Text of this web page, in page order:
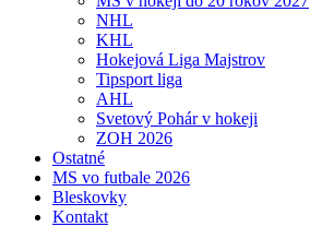
NHL
KHL
Hokejová Liga Majstrov
Tipsport liga
AHL
Svetový Pohár v hokeji
ZOH 2026
Ostatné
MS vo futbale 2026
Bleskovky
Kontakt